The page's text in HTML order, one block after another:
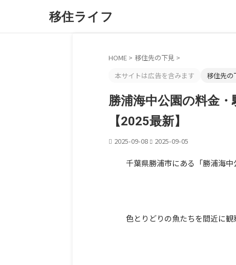
移住ライフ
HOME > 移住先の下見 >
本サイトは広告を含みます
移住先の
勝浦海中公園の料金
【2025最新】
2025-09-08 2025-09-05
千葉県勝浦市にある「勝浦海
色とりどりの魚たちを間近に